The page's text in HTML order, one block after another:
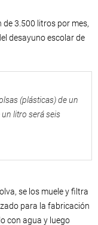
3.500 litros por mes,
desayuno escolar de
(plásticas) de un
litro será seis
se los muele y filtra
para la fabricación
con agua y luego